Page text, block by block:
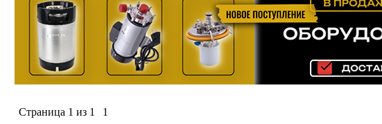
Страница 1 из 1
1